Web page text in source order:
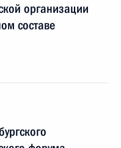
организации
составе